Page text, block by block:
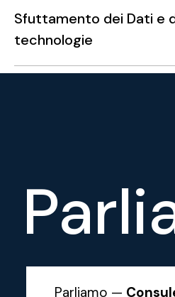
Sfuttamento dei Dati e
technologie
Parliamo —